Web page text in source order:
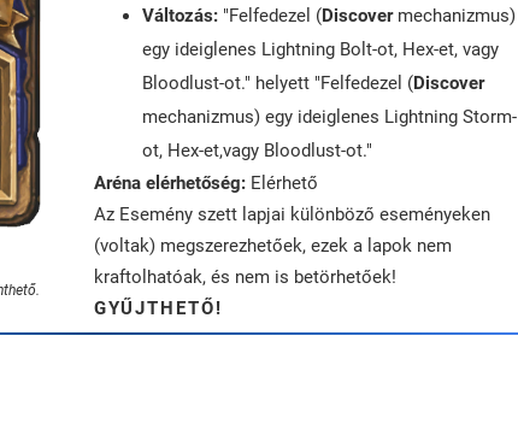
Változás: "Felfedezel (Discovermechanizmus)
egy ideiglenes Lightning Bolt-ot, Hex-et, vagy
Bloodlust-ot." helyett "Felfedezel (Discover
mechanizmus) egy ideiglenes Lightning Storm-
ot, Hex-et,vagy Bloodlust-ot."
Aréna elérhetőség: Elérhető
Az Esemény szett lapjai különböző eseményeken
(voltak) megszerezhetőek, ezek a lapok nem
kraftolhatóak, és nem is betörhetőek!
GYŰJTHETŐ!